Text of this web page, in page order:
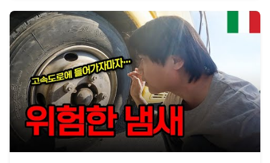
란버스를 타고 세계여행 중입니다. 유튜브 '지금게르'는 다양한
장소, 형태의 집을 이동하면서 사는 저희의 일상을 공유하는
공간입니다. e-mail. jigeumgernail@gmail.com / BGM.
artlist.io